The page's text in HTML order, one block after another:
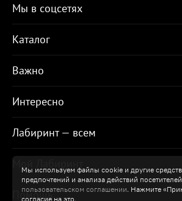
Мы используем файлы cookie и другие
предпочтений и анализа действий
пользовательском соглашении. Нажмите
согласие на это.
Мы в соцсетях
Каталог
Важно
Интересно
Лабиринт — всем
Помощь